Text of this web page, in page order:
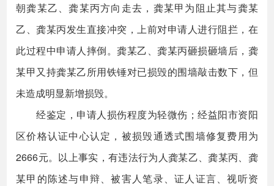
朝龚某乙、龚某丙方向走去，龚某甲为阻止其与龚某
乙、龚某丙发生直接冲突，上前对申请人进行阻拦，在
此过程中申请人摔倒。龚某乙、龚某丙砸损砸墙后，龚
某甲又持龚某乙所用铁锤对已损毁的围墙敲击数下，但
未造成明显新增损毁。
经鉴定，申请人损伤程度为轻微伤；经益阳市资阳
区价格认证中心认定，被损毁通透式围墙修复费用为
2666元。以上事实，有违法行为人龚某乙、龚某丙、龚
某甲的陈述与申辩、被害人笔录、证人证言、视听资